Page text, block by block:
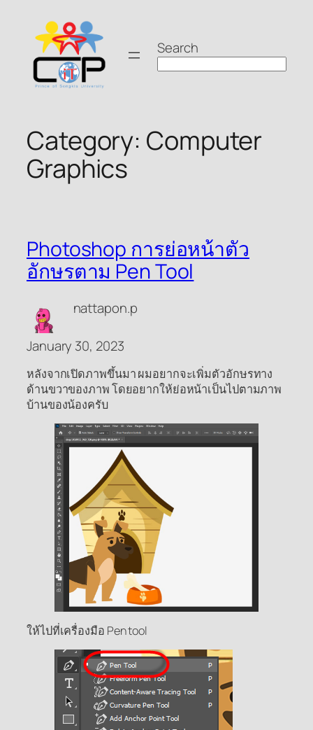
content
Search
Category: Computer
Graphics
Photoshop การย่อหน้าตัว
อักษรตาม Pen Tool
nattapon.p
January 30, 2023
หลังจากเปิดภาพขึ้นมา ผมอยากจะเพิ่มตัวอักษรทาง
ด้านขวาของภาพ โดยอยากให้ย่อหน้าเป็นไปตามภาพ
บ้านของน้องครับ
ให้ไปที่เครื่องมือ Pen tool